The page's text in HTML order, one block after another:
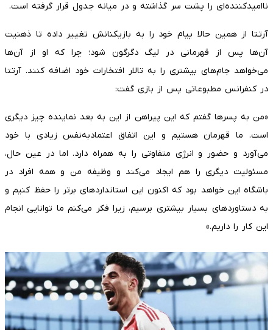
ناامیدکننده‌ای را پشت سر گذاشته و در میانه جدول قرار گرفته است.
آرتتا از همین حالا پیام خود را به بازیکنانش تغییر داده تا ذهنیت
آن‌ها پس از قهرمانی در لیگ دگرگون شود؛ چرا که او از آن‌ها
می‌خواهد جام‌های بیشتری را به تالار افتخارات خود اضافه کنند. آرتتا
در کنفرانس مطبوعاتی پس از بازی گفت:
«من به پسرها گفتم که این پیراهن از این به بعد نماینده چیز دیگری
است. ما قهرمان هستیم و این اتفاق اعتمادبه‌نفس زیادی با خود
می‌آورد و حضور و انرژی متفاوتی را به همراه دارد. اما در عین حال،
مسئولیت دیگری را هم ایجاد می‌کند و وظیفه من و همه افراد در
باشگاه این خواهد بود که اکنون این استانداردهای برتر را حفظ کنیم و
به دستاوردهای بسیار بیشتری برسیم، زیرا فکر می‌کنم ما توانایی انجام
این کار را داریم.»